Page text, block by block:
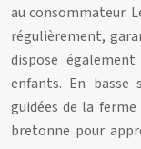
au consommateur.
régulièrement,
dispose
enfants. En
guidées de la
bretonne pour